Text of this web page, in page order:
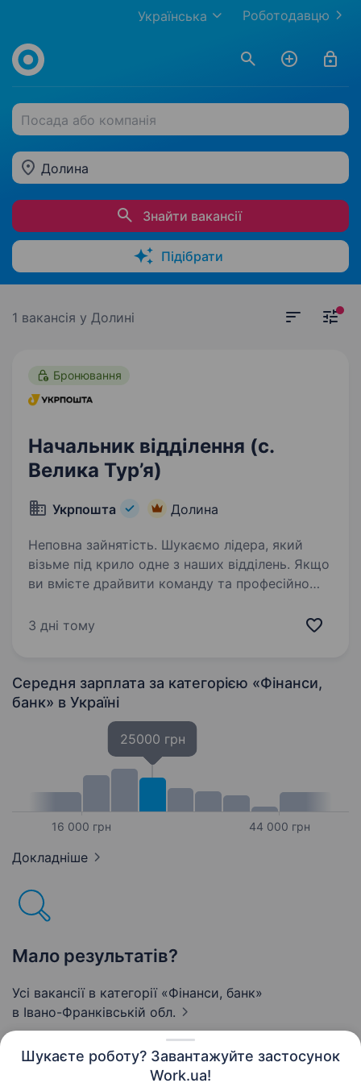
Шукаєте роботу? Завантажуйте застосунок
Work.ua!
Роботодавцю
Українська
Посада або компанія
Долина
Знайти вакансії
Підібрати
1 вакансія у Долині
Бронювання
Начальник відділення (с.
Велика Тур’я)
Укрпошта Долина
Неповна зайнятість. Шукаємо лідера, який
візьме під крило одне з наших відділень. Якщо
ви вмієте драйвити команду та професійно
на вас. Ваша роль у команді: Керувати
3 дні тому
Середня зарплата за категорією «Фінанси,
банк» в Україні
16 000 грн
25000 грн
44 000 грн
Докладніше
Мало результатів?
Усі вакансії в категорії «Фінанси, банк»
в Івано-Франківській обл.